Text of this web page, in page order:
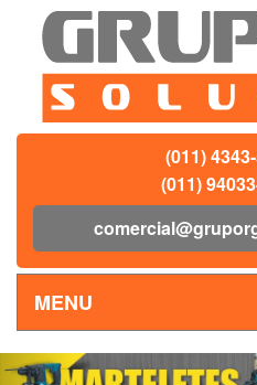
(011)
(011)
MENU
Previous